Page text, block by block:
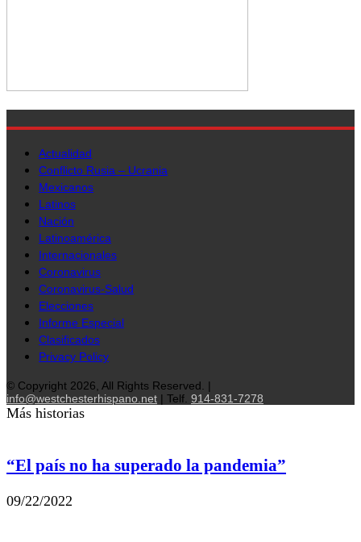
Actualidad
Conflicto Rusia – Ucrania
Mexicanos
Latinos
Nación
Latinoamérica
Internacionales
Coronavirus
Coronavirus-Salud
Elecciones
Informe Especial
Clasificados
Privacy Policy
© Copyright 2026, All Rights Reserved. |
info@westchesterhispano.net | Telf. 914-831-7278
Más historias
“El país no ha superado la pandemia”
09/22/2022